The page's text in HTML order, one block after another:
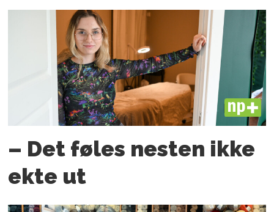
PLUS
– Det føles nesten ikke
ekte ut